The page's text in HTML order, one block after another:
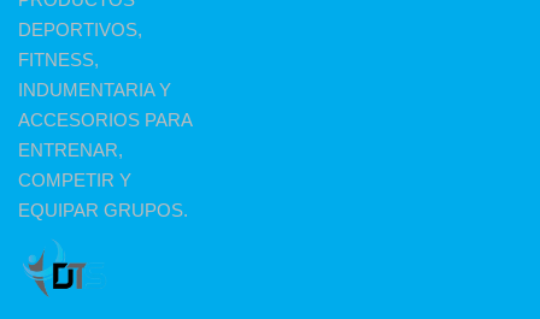
DEPORTIVOS,
FITNESS,
INDUMENTARIA Y
ACCESORIOS PARA
ENTRENAR,
COMPETIR Y
EQUIPAR GRUPOS.